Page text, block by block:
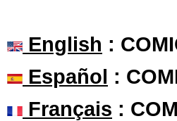
English :
Español :
Français :